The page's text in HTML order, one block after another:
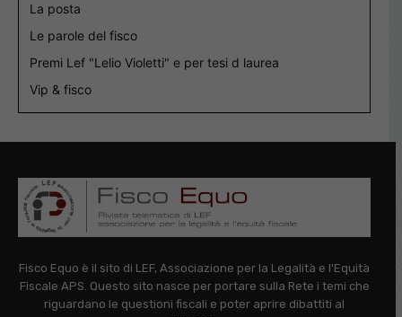
La posta
Le parole del fisco
Premi Lef "Lelio Violetti" e per tesi d laurea
Vip & fisco
Fisco Equo è il sito di LEF, Associazione per la Legalità e l'Equità
Fiscale APS. Questo sito nasce per portare sulla Rete i temi che
riguardano le questioni fiscali e poter aprire dibattiti al